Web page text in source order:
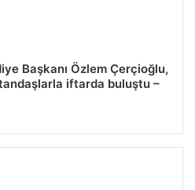
Başkanı Özlem Çerçioğlu,
iftarda buluştu –